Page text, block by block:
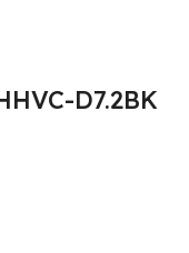
D7.2BK